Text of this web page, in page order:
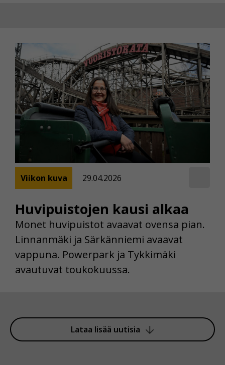
Huvipuistojen kausi alkaa
Viikon kuva 29.04.2026
Monet huvipuistot avaavat ovensa pian.
Linnanmäki ja Särkänniemi avaavat
vappuna. Powerpark ja Tykkimäki
avautuvat toukokuussa.
Lataa lisää uutisia